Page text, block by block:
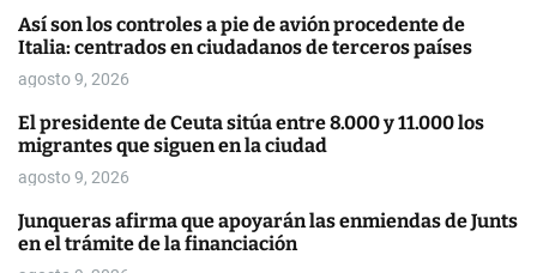
ff
l
u t
c
l
d
Así son los controles a pie de avión procedente de
Italia: centrados en ciudadanos de terceros países
agosto 9, 2026
El presidente de Ceuta sitúa entre 8.000 y 11.000 los
migrantes que siguen en la ciudad
agosto 9, 2026
Junqueras afirma que apoyarán las enmiendas de Junts
en el trámite de la financiación